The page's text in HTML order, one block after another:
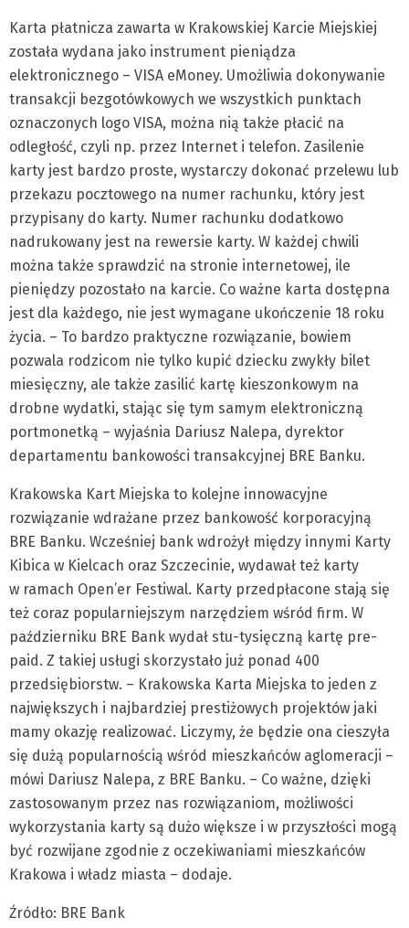
Karta płatnicza zawarta w Krakowskiej Karcie Miejskiej
została wydana jako instrument pieniądza
elektronicznego – VISA eMoney. Umożliwia dokonywanie
transakcji bezgotówkowych we wszystkich punktach
oznaczonych logo VISA, można nią także płacić na
odległość, czyli np. przez Internet i telefon. Zasilenie
karty jest bardzo proste, wystarczy dokonać przelewu lub
przekazu pocztowego na numer rachunku, który jest
przypisany do karty. Numer rachunku dodatkowo
nadrukowany jest na rewersie karty. W każdej chwili
można także sprawdzić na stronie internetowej, ile
pieniędzy pozostało na karcie. Co ważne karta dostępna
jest dla każdego, nie jest wymagane ukończenie 18 roku
życia. – To bardzo praktyczne rozwiązanie, bowiem
pozwala rodzicom nie tylko kupić dziecku zwykły bilet
miesięczny, ale także zasilić kartę kieszonkowym na
drobne wydatki, stając się tym samym elektroniczną
portmonetką – wyjaśnia Dariusz Nalepa, dyrektor
departamentu bankowości transakcyjnej BRE Banku.
Krakowska Kart Miejska to kolejne innowacyjne
rozwiązanie wdrażane przez bankowość korporacyjną
BRE Banku. Wcześniej bank wdrożył między innymi Karty
Kibica w Kielcach oraz Szczecinie, wydawał też karty
w ramach Open’er Festiwal. Karty przedpłacone stają się
też coraz popularniejszym narzędziem wśród firm. W
październiku BRE Bank wydał stu-tysięczną kartę pre-
paid. Z takiej usługi skorzystało już ponad 400
przedsiębiorstw. – Krakowska Karta Miejska to jeden z
największych i najbardziej prestiżowych projektów jaki
mamy okazję realizować. Liczymy, że będzie ona cieszyła
się dużą popularnością wśród mieszkańców aglomeracji –
mówi Dariusz Nalepa, z BRE Banku. – Co ważne, dzięki
zastosowanym przez nas rozwiązaniom, możliwości
wykorzystania karty są dużo większe i w przyszłości mogą
być rozwijane zgodnie z oczekiwaniami mieszkańców
Krakowa i władz miasta – dodaje.
Źródło: BRE Bank